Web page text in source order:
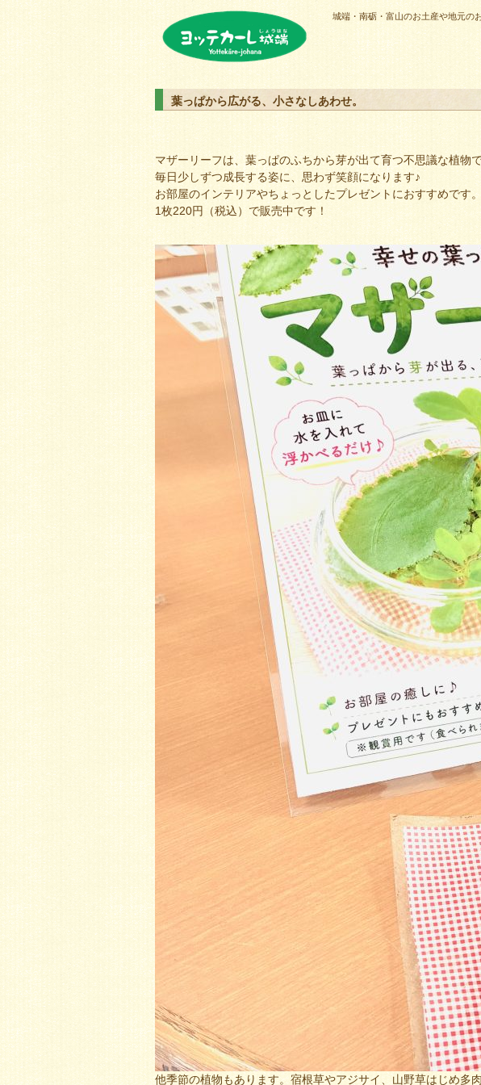
城端・南砺・富山のお土産や地元の
葉っぱから広がる、小さなしあわせ。
マザーリーフは、葉っぱのふちから芽が出て育つ不思議な植物
毎日少しずつ成長する姿に、思わず笑顔になります♪
お部屋のインテリアやちょっとしたプレゼントにおすすめです。
1枚220円（税込）で販売中です！
他季節の植物もあります。宿根草やアジサイ、山野草はじめ多肉